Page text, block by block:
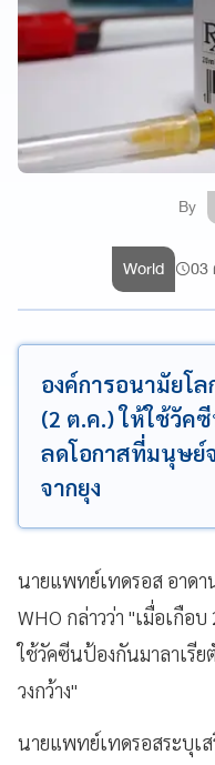
By
World 03
องค์การอนามัยโ
(2 ต.ค.) ให้ใช้วัค
ลดโอกาสที่มนุษย์
จากยุง
นายแพทย์เทดรอส อาดา
WHO กล่าวว่า "เมื่อเกือ
ใช้วัคซีนป้องกันมาลาเรีย
วงกว้าง"
นายแพทย์เทดรอสระบุเ